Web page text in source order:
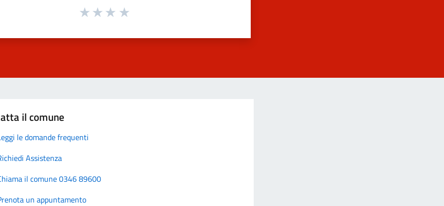
il comune
le domande frequenti
Assistenza
il comune 0346 89600
un appuntamento